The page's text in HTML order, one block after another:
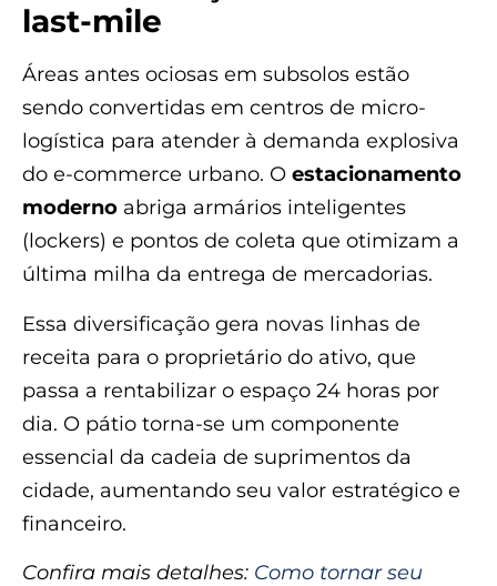
last-mile
Áreas antes ociosas em subsolos estão
sendo convertidas em centros de micro-
logística para atender à demanda explosiva
do e-commerce urbano. O estacionamento
moderno abriga armários inteligentes
(lockers) e pontos de coleta que otimizam a
última milha da entrega de mercadorias.
Essa diversificação gera novas linhas de
receita para o proprietário do ativo, que
passa a rentabilizar o espaço 24 horas por
dia. O pátio torna-se um componente
essencial da cadeia de suprimentos da
cidade, aumentando seu valor estratégico e
financeiro.
Confira mais detalhes: Como tornar seu